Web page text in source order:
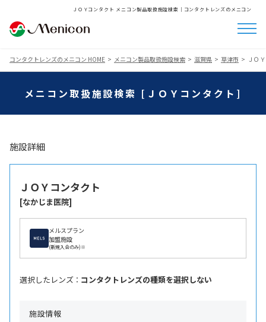
ＪＯＹコンタクト メニコン製品取扱施設検索│コンタクトレンズのメニコン
コンタクトレンズのメニコン HOME メニコン製品取扱施設検索 滋賀県 草津市 ＪＯ
メニコン取扱施設検索 [ＪＯＹコンタクト]
施設詳細
ＪＯＹコンタクト
[なかじま医院]
メルスプラン
加盟施設
(新規入会のみ)※
選択したレンズ ： コンタクトレンズの種類を選択しない
施設情報